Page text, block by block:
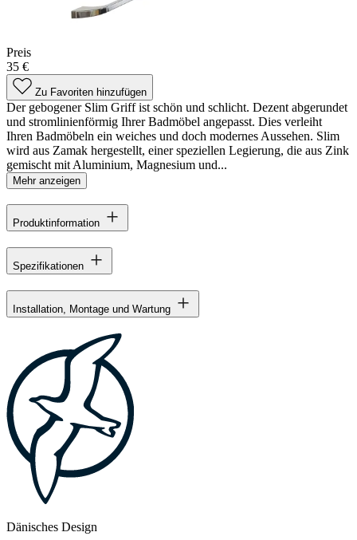
Preis
35 €
Zu Favoriten hinzufügen
Der gebogener Slim Griff ist schön und schlicht. Dezent abgerundet
und stromlinienförmig Ihrer Badmöbel angepasst. Dies verleiht
Ihren Badmöbeln ein weiches und doch modernes Aussehen. Slim
wird aus Zamak hergestellt, einer speziellen Legierung, die aus Zink
gemischt mit Aluminium, Magnesium und...
Mehr anzeigen
Produktinformation
Spezifikationen
Installation, Montage und Wartung
Dänisches Design